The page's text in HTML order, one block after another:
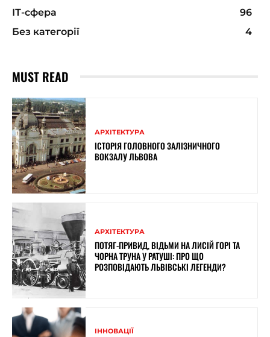
ІТ-сфера
96
Без категорії
4
MUST READ
АРХІТЕКТУРА
ІСТОРІЯ ГОЛОВНОГО ЗАЛІЗНИЧНОГО
ВОКЗАЛУ ЛЬВОВА
АРХІТЕКТУРА
ПОТЯГ-ПРИВИД, ВІДЬМИ НА ЛИСІЙ ГОРІ ТА
ЧОРНА ТРУНА У РАТУШІ: ПРО ЩО
РОЗПОВІДАЮТЬ ЛЬВІВСЬКІ ЛЕГЕНДИ?
ІННОВАЦІЇ